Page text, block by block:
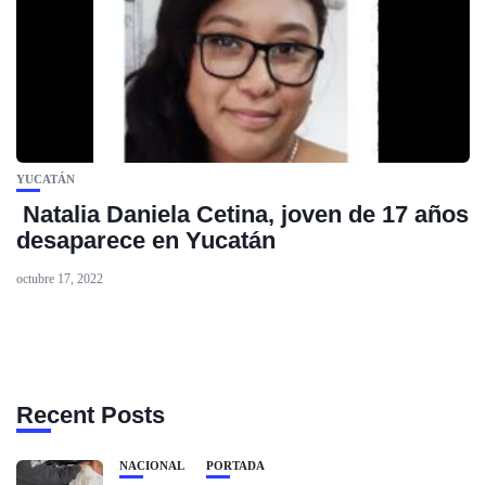
YUCATÁN
Natalia Daniela Cetina, joven de 17 años
desaparece en Yucatán
octubre 17, 2022
Recent Posts
NACIONAL PORTADA